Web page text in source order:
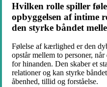
Hvilken rolle spiller
opbyggelsen af intime
den styrke båndet
Følelse af kærlighed er den
opstår mellem to personer,
for hinanden. Den skaber et
relationer og kan styrke
åbenhed, tillid og forståelse.